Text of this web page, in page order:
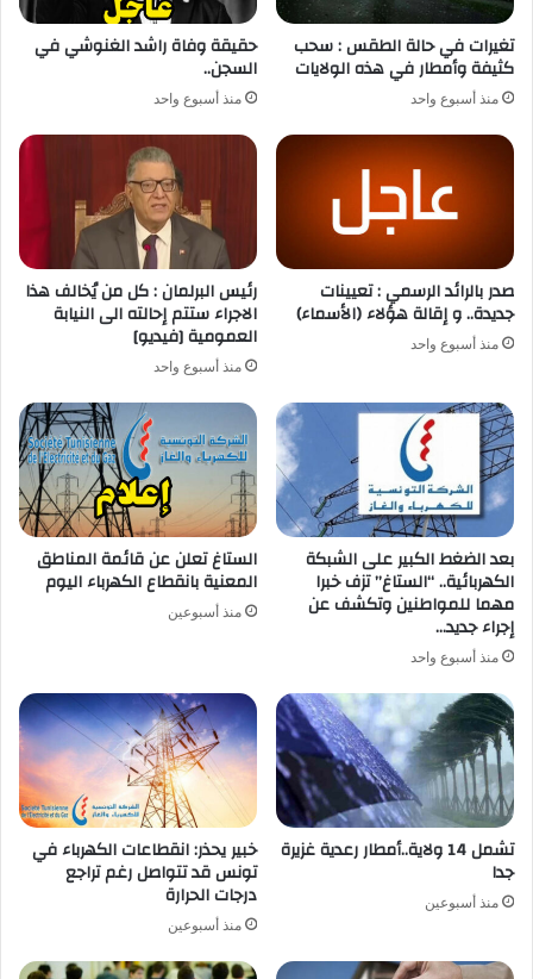
تغيرات في حالة الطقس : سحب
كثيفة وأمطار في هذه الولايات
منذ أسبوع واحد
حقيقة وفاة راشد الغنوشي في
السجن..
منذ أسبوع واحد
صدر بالرائد الرسمي : تعيينات
جديدة.. و إقالة هؤلاء (الأسماء)
منذ أسبوع واحد
رئيس البرلمان : كل من يُخالف هذا
الاجراء ستتم إحالته الى النيابة
العمومية [فيديو]
منذ أسبوع واحد
بعد الضغط الكبير على الشبكة
الكهربائية.. “الستاغ” تزف خبرا
مهما للمواطنين وتكشف عن
إجراء جديد…
منذ أسبوع واحد
الستاغ تعلن عن قائمة المناطق
المعنية بانقطاع الكهرباء اليوم
منذ أسبوعين
تشمل 14 ولاية..أمطار رعدية غزيرة
جدا
منذ أسبوعين
خبير يحذر: انقطاعات الكهرباء في
تونس قد تتواصل رغم تراجع
درجات الحرارة
منذ أسبوعين